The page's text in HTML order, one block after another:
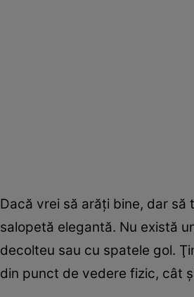
Dacă vrei să arăţi bine, dar
salopetă elegantă. Nu există
decolteu sau cu spatele gol.
din punct de vedere fizic, cât